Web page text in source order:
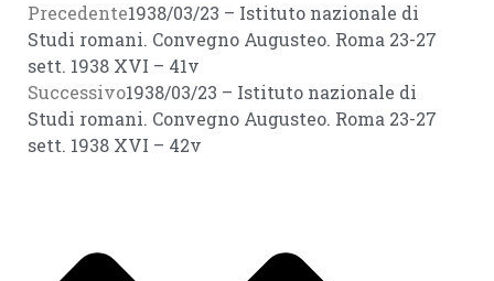
Precedente1938/03/23 – Istituto nazionale di
Studi romani. Convegno Augusteo. Roma 23-27
sett. 1938 XVI – 41v
Successivo1938/03/23 – Istituto nazionale di
Studi romani. Convegno Augusteo. Roma 23-27
sett. 1938 XVI – 42v